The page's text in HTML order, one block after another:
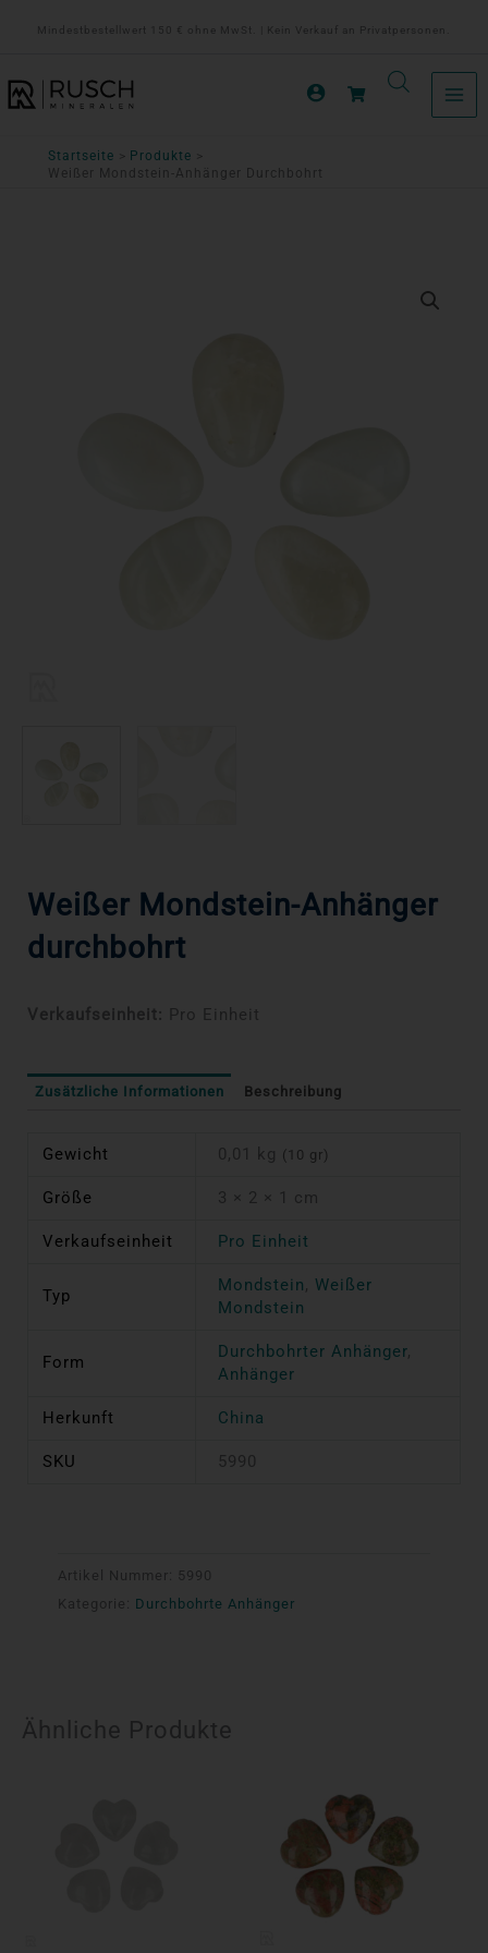
Mindestbestellwert 150 € ohne MwSt. | Kein Verkauf an Privatpersonen.
Startseite
Produkte
Weißer Mondstein-Anhänger Durchbohrt
Weißer Mondstein-Anhänger
durchbohrt
Verkaufseinheit: Pro Einheit
Zusätzliche Informationen Beschreibung
Gewicht 0,01 kg (10 gr)
Größe 3 × 2 × 1 cm
Verkaufseinheit Pro Einheit
Typ
Mondstein, Weißer
Mondstein
Form
Durchbohrter Anhänger,
Anhänger
Herkunft China
SKU 5990
Artikel Nummer:
5990
Kategorie:
Durchbohrte Anhänger
Ähnliche Produkte